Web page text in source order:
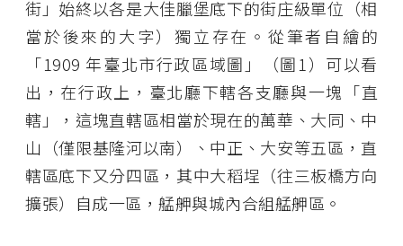
街」始終以各是大佳臘堡底下的街庄級單位（相
當於後來的大字）獨立存在。從筆者自繪的
「1909 年臺北市行政區域圖」（圖1）可以看
出，在行政上，臺北廳下轄各支廳與一塊「直
轄」，這塊直轄區相當於現在的萬華、大同、中
山（僅限基隆河以南）、中正、大安等五區，直
轄區底下又分四區，其中大稻埕（往三板橋方向
擴張）自成一區，艋舺與城內合組艋舺區。